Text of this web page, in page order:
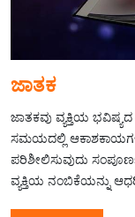
ಜಾತಕ
ಜಾತಕವು ವ್ಯಕ್ತಿಯ
ಸಮಯದಲ್ಲಿ ಆಕಾಶಕಾಯಗಳ
ಪರಿಶೀಲಿಸುವುದು
ವ್ಯಕ್ತಿಯ ನಂಬಿಕೆಯನ್ನು